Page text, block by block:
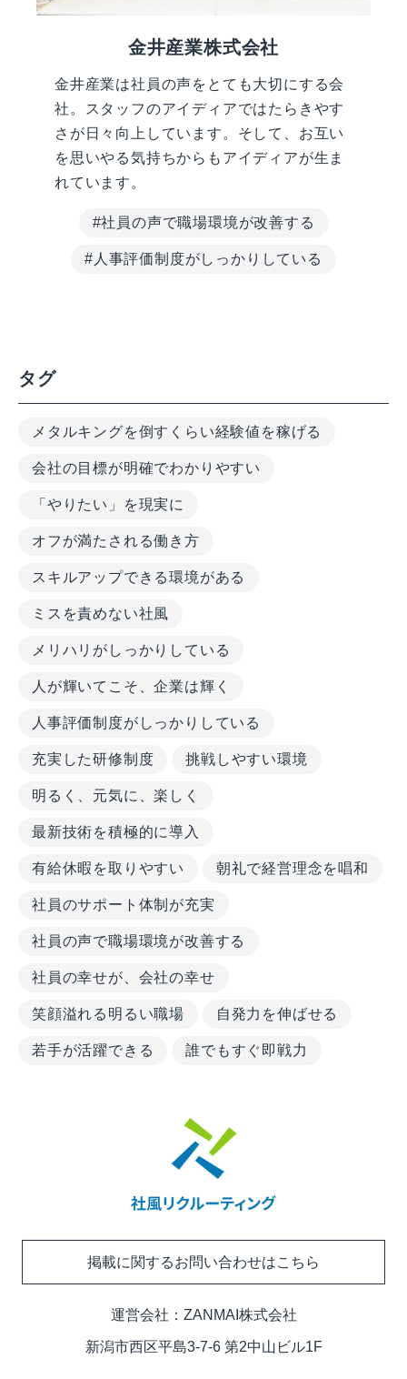
金井産業株式会社
金井産業は社員の声をとても大切にする会
社。スタッフのアイディアではたらきやす
さが日々向上しています。そして、お互い
を思いやる気持ちからもアイディアが生ま
れています。
#社員の声で職場環境が改善する
#人事評価制度がしっかりしている
タグ
メタルキングを倒すくらい経験値を稼げる
会社の目標が明確でわかりやすい
「やりたい」を現実に
オフが満たされる働き方
スキルアップできる環境がある
ミスを責めない社風
メリハリがしっかりしている
人が輝いてこそ、企業は輝く
人事評価制度がしっかりしている
充実した研修制度 挑戦しやすい環境
明るく、元気に、楽しく
最新技術を積極的に導入
有給休暇を取りやすい 朝礼で経営理念を唱和
社員のサポート体制が充実
社員の声で職場環境が改善する
社員の幸せが、会社の幸せ
笑顔溢れる明るい職場 自発力を伸ばせる
若手が活躍できる 誰でもすぐ即戦力
掲載に関するお問い合わせはこちら
運営会社： ZANMAI株式会社
新潟市西区平島3-7-6 第2中山ビル1F